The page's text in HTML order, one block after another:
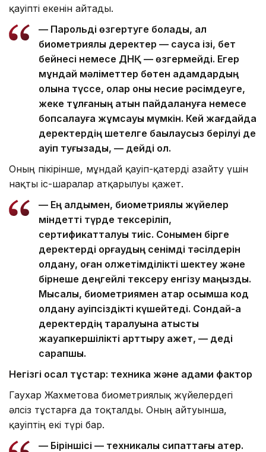
қауіпті екенін айтады.
— Парольді өзгертуге болады, ал
биометриялық деректер — саусақ ізі, бет
бейнесі немесе ДНҚ — өзгермейді. Егер
мұндай мәліметтер бөтен адамдардың
қолына түссе, олар оны несие рәсімдеуге,
жеке тұлғаның атын пайдалануға немесе
бопсалауға жұмсауы мүмкін. Кей жағдайда
деректердің шетелге бақылаусыз берілуі де
қауіп туғызады, — дейді ол.
Оның пікірінше, мұндай қауіп-қатерді азайту үшін
нақты іс-шаралар атқарылуы қажет.
— Ең алдымен, биометриялық жүйелер
міндетті түрде тексеріліп,
сертификатталуы тиіс. Сонымен бірге
деректерді қорғаудың сенімді тәсілдерін
қолдану, оған қолжетімділікті шектеу және
бірнеше деңгейлі тексеру енгізу маңызды.
Мысалы, биометриямен қатар қосымша код
қолдану қауіпсіздікті күшейтеді. Сондай-ақ
деректердің таралуына қатысты
жауапкершілікті арттыру қажет, — деді
сарапшы.
Негізгі осал тұстар: техника және адами фактор
Гаухар Жахметова биометриялық жүйелердегі
әлсіз тұстарға да тоқталды. Оның айтуынша,
қауіптің екі түрі бар.
— Біріншісі — техникалық сипаттағы қатер.